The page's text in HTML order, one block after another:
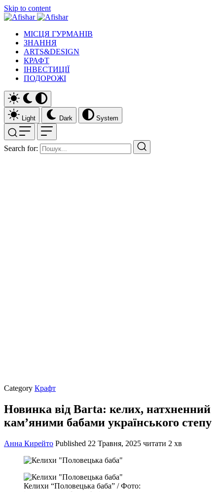
Skip to content
МІСЦЯ ГУРМАНІВ
ЗНАННЯ
ARTS&DESIGN
КРАФТ
ІНВЕСТИЦІЇ
ПОДОРОЖІ
Light Dark System
Search for:
Category Крафт
Новинка від Barta: келих, натхненний
кам’яними бабами українського степу
Анна Кирейто Published 22 Травня, 2025 читати 2 хв
Келихи “Половецька баба” / Фото: